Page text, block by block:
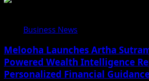
Business News
Melooha Launches Artha
Powered Wealth Intelligence
Personalized Financial